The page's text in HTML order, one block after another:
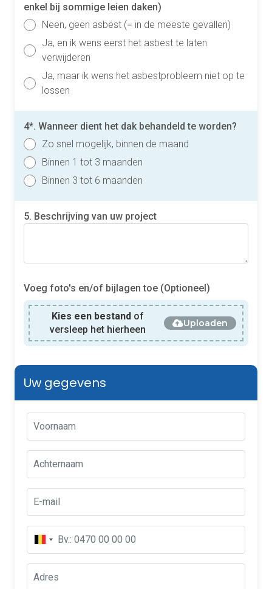
enkel bij sommige leien daken)
Neen, geen asbest (= in de meeste gevallen)
Ja, en ik wens eerst het asbest te laten
verwijderen
Ja, maar ik wens het asbestprobleem niet op te
lossen
4*. Wanneer dient het dak behandeld te worden?
Zo snel mogelijk, binnen de maand
Binnen 1 tot 3 maanden
Binnen 3 tot 6 maanden
5. Beschrijving van uw project
Voeg foto's en/of bijlagen toe (Optioneel)
Kies een bestand of
versleep het hierheen
Uploaden
Uw gegevens